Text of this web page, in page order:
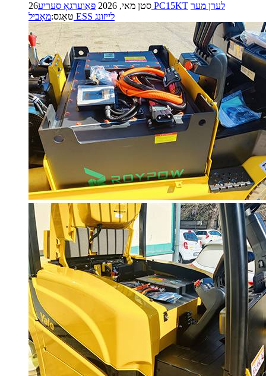
26סטן מאי, 2026 פּאַוערגאָ סעריע PC15KT לערן מער
טאַגס:
מאָביל ESS לייזונג